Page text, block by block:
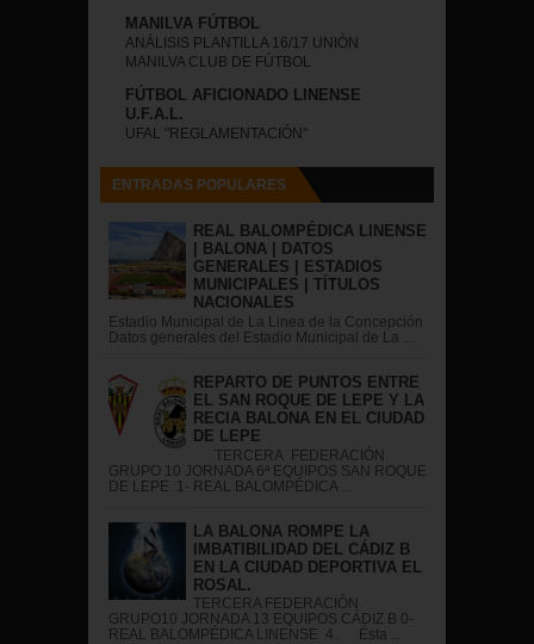
MANILVA FÚTBOL
ANÁLISIS PLANTILLA 16/17 UNIÓN
MANILVA CLUB DE FÚTBOL
FÚTBOL AFICIONADO LINENSE
U.F.A.L.
UFAL "REGLAMENTACIÓN"
ENTRADAS POPULARES
REAL BALOMPÉDICA LINENSE
| BALONA | DATOS
GENERALES | ESTADIOS
MUNICIPALES | TÍTULOS
NACIONALES
Estadio Municipal de La Linea de la Concepción
Datos generales del Estadio Municipal de La ...
REPARTO DE PUNTOS ENTRE
EL SAN ROQUE DE LEPE Y LA
RECIA BALONA EN EL CIUDAD
DE LEPE
TERCERA FEDERACIÓN
GRUPO 10 JORNADA 6ª EQUIPOS SAN ROQUE
DE LEPE 1- REAL BALOMPÉDICA ...
LA BALONA ROMPE LA
IMBATIBILIDAD DEL CÁDIZ B
EN LA CIUDAD DEPORTIVA EL
ROSAL.
TERCERA FEDERACIÓN
GRUPO10 JORNADA 13 EQUIPOS CÁDIZ B 0-
REAL BALOMPÉDICA LINENSE 4. Ésta ...